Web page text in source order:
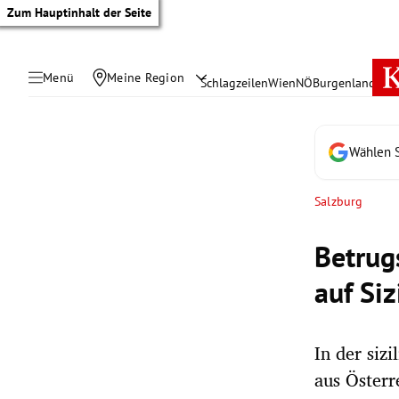
Zum Hauptinhalt der Seite
Menü Meine Region SchlagzeilenWienNÖBurgenland
Wählen
Salzburg
auf
In der
aus